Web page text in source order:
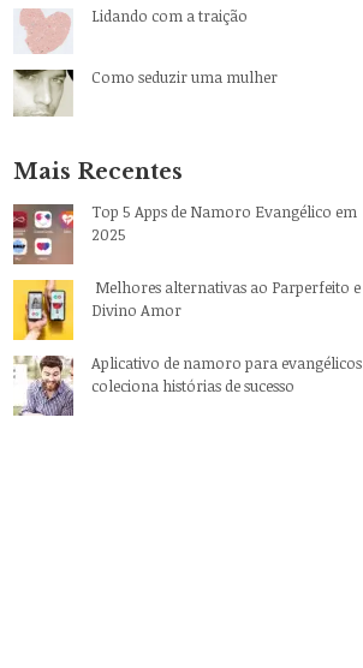
Lidando com a traição
Como seduzir uma mulher
Mais Recentes
Top 5 Apps de Namoro Evangélico em
2025
Melhores alternativas ao Parperfeito e
Divino Amor
Aplicativo de namoro para evangélicos
coleciona histórias de sucesso